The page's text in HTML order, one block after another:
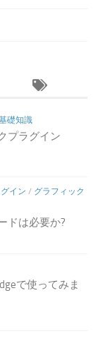
礎知識
プラグイン
イン / グラフィック
ドは必要か?
で使ってみま